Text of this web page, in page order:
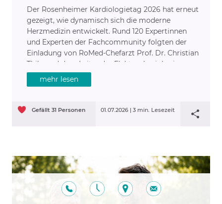
Der Rosenheimer Kardiologietag 2026 hat erneut
gezeigt, wie dynamisch sich die moderne
Herzmedizin entwickelt. Rund 120 Expertinnen
und Experten der Fachcommunity folgten der
Einladung von RoMed-Chefarzt Prof. Dr. Christian
Thilo und dem Leiter der Elektrophysiologie
Oberarzt Dr. Jan Kaufmann, um aktuelle
Entwicklungen in Diagnostik und Therapie
mehr lesen
01.07.2026 | 3 min. Lesezeit
Gefällt 31 Personen